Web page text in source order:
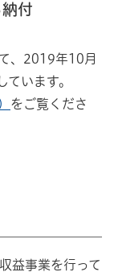
付
、2019年10月
います。
をご覧くださ
益事業を行って